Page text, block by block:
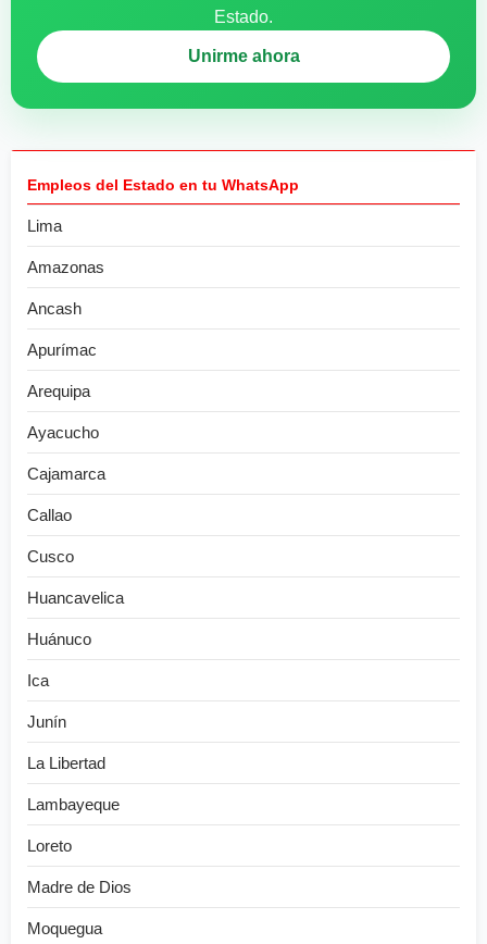
Estado.
Unirme ahora
Empleos del Estado en tu WhatsApp
Lima
Amazonas
Ancash
Apurímac
Arequipa
Ayacucho
Cajamarca
Callao
Cusco
Huancavelica
Huánuco
Ica
Junín
La Libertad
Lambayeque
Loreto
Madre de Dios
Moquegua